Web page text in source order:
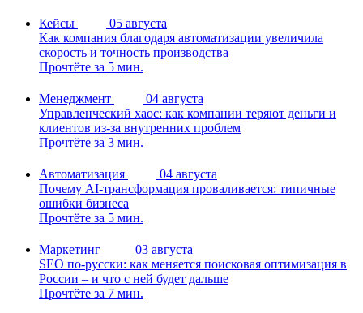
Кейсы
05 августа
Как компания благодаря автоматизации увеличила
скорость и точность производства
Прочтёте за 5 мин.
Менеджмент
04 августа
Управленческий хаос: как компании теряют деньги и
клиентов из-за внутренних проблем
Прочтёте за 3 мин.
Автоматизация
04 августа
Почему AI-трансформация проваливается: типичные
ошибки бизнеса
Прочтёте за 5 мин.
Маркетинг
03 августа
SEO по-русски: как меняется поисковая оптимизация в
России – и что с ней будет дальше
Прочтёте за 7 мин.